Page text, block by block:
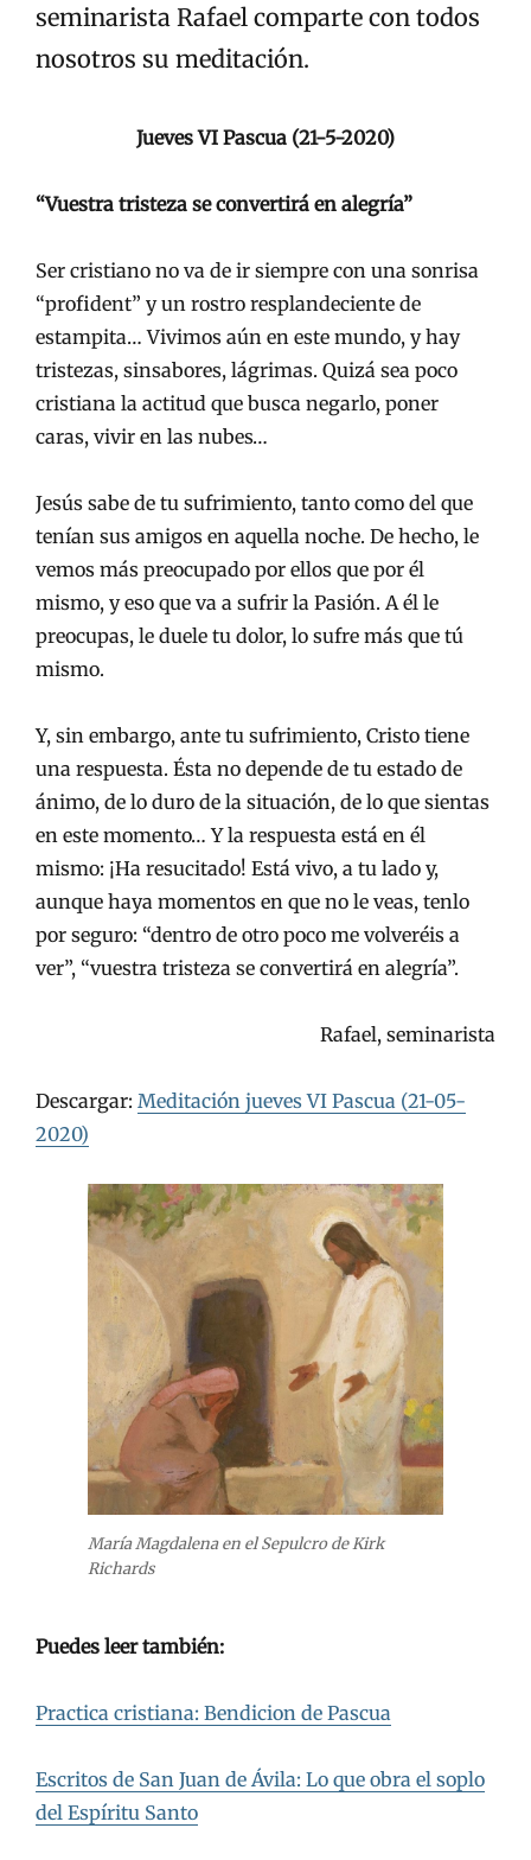
seminarista Rafael comparte con todos
nosotros su meditación.
Jueves VI Pascua (21-5-2020)
“Vuestra tristeza se convertirá en alegría”
Ser cristiano no va de ir siempre con una sonrisa
“profident” y un rostro resplandeciente de
estampita… Vivimos aún en este mundo, y hay
tristezas, sinsabores, lágrimas. Quizá sea poco
cristiana la actitud que busca negarlo, poner
caras, vivir en las nubes…
Jesús sabe de tu sufrimiento, tanto como del que
tenían sus amigos en aquella noche. De hecho, le
vemos más preocupado por ellos que por él
mismo, y eso que va a sufrir la Pasión. A él le
preocupas, le duele tu dolor, lo sufre más que tú
mismo.
Y, sin embargo, ante tu sufrimiento, Cristo tiene
una respuesta. Ésta no depende de tu estado de
ánimo, de lo duro de la situación, de lo que sientas
en este momento… Y la respuesta está en él
mismo: ¡Ha resucitado! Está vivo, a tu lado y,
aunque haya momentos en que no le veas, tenlo
por seguro: “dentro de otro poco me volveréis a
ver”, “vuestra tristeza se convertirá en alegría”.
Rafael, seminarista
Descargar: Meditación jueves VI Pascua (21-05-
2020)
María Magdalena en el Sepulcro de Kirk
Richards
Puedes leer también:
Practica cristiana: Bendicion de Pascua
Escritos de San Juan de Ávila: Lo que obra el soplo
del Espíritu Santo